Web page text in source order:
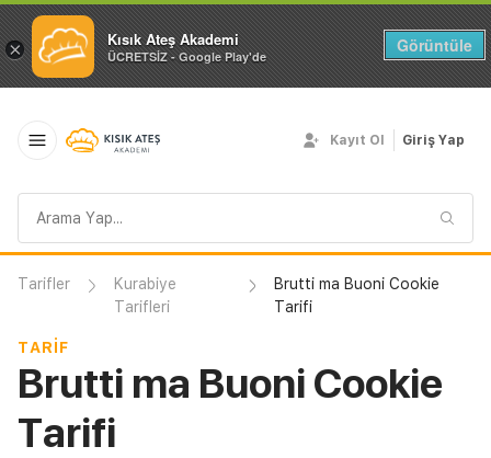
× Kısık Ateş Akademi
ÜCRETSİZ - Google Play'de
Görüntüle
sorgusu
Kayıt Ol Giriş Yap
Tarifler
Kurabiye
Tarifleri
Brutti ma Buoni Cookie
Tarifi
TARIF
Brutti ma Buoni Cookie
Tarifi